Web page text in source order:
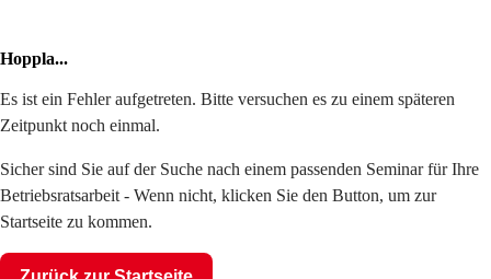
Hoppla...
Es ist ein Fehler aufgetreten. Bitte versuchen es zu einem späteren
Zeitpunkt noch einmal.
Sicher sind Sie auf der Suche nach einem passenden Seminar für Ihre
Betriebsratsarbeit - Wenn nicht, klicken Sie den Button, um zur
Startseite zu kommen.